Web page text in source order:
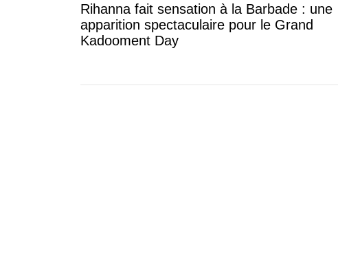
Rihanna fait sensation à la Barbade : une
apparition spectaculaire pour le Grand
Kadooment Day